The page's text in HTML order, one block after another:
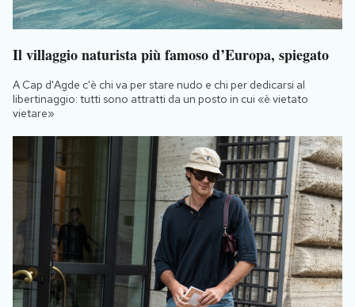
Il villaggio naturista più famoso d’Europa, spiegato
A Cap d'Agde c'è chi va per stare nudo e chi per dedicarsi al
libertinaggio: tutti sono attratti da un posto in cui «è vietato
vietare»